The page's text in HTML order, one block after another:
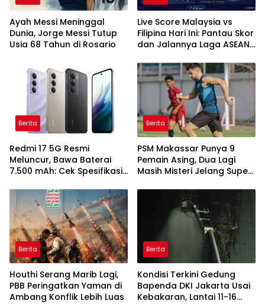
Ayah Messi Meninggal
Dunia, Jorge Messi Tutup
Usia 68 Tahun di Rosario
Live Score Malaysia vs
Filipina Hari Ini: Pantau Skor
dan Jalannya Laga ASEAN
Berita
Redmi 17 5G Resmi
Meluncur, Bawa Baterai
7.500 mAh: Cek Spesifikasi
Berita
PSM Makassar Punya 9
Pemain Asing, Dua Lagi
Masih Misteri Jelang Super
Berita
Houthi Serang Marib Lagi,
PBB Peringatkan Yaman di
Ambang Konflik Lebih Luas
Berita
Kondisi Terkini Gedung
Bapenda DKI Jakarta Usai
Kebakaran, Lantai 11-16